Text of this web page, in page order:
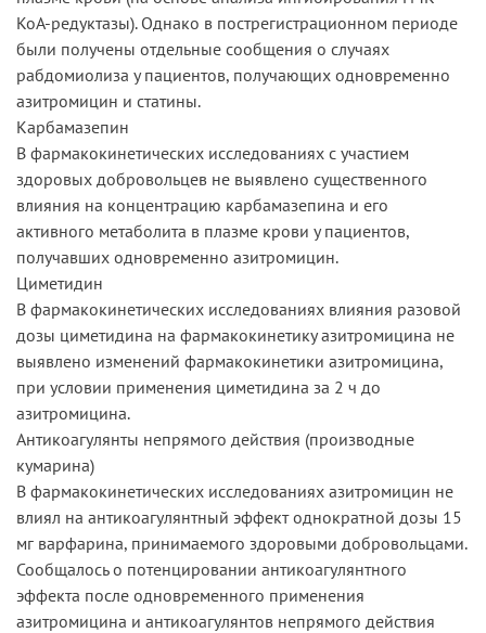
КоА-редуктазы). Однако в пострегистрационном периоде
были получены отдельные сообщения о случаях
рабдомиолиза у пациентов, получающих одновременно
азитромицин и статины.
Карбамазепин
В фармакокинетических исследованиях с участием
здоровых добровольцев не выявлено существенного
влияния на концентрацию карбамазепина и его
активного метаболита в плазме крови у пациентов,
получавших одновременно азитромицин.
Циметидин
В фармакокинетических исследованиях влияния разовой
дозы циметидина на фармакокинетику азитромицина не
выявлено изменений фармакокинетики азитромицина,
при условии применения циметидина за 2 ч до
азитромицина.
Антикоагулянты непрямого действия (производные
кумарина)
В фармакокинетических исследованиях азитромицин не
влиял на антикоагулянтный эффект однократной дозы 15
мг варфарина, принимаемого здоровыми добровольцами.
Сообщалось о потенцировании антикоагулянтного
эффекта после одновременного применения
азитромицина и антикоагулянтов непрямого действия